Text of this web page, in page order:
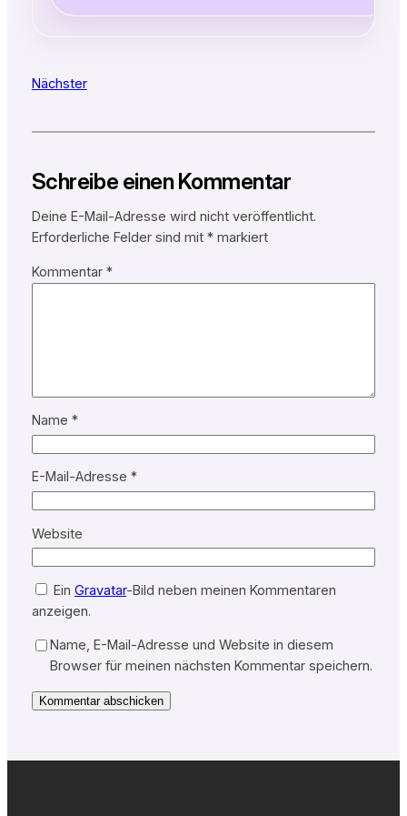
Nächster
Schreibe einen Kommentar
Deine E-Mail-Adresse wird nicht veröffentlicht.
Erforderliche Felder sind mit *markiert
Kommentar *
Name *
E-Mail-Adresse *
Website
Ein Gravatar-Bild neben meinen Kommentaren
anzeigen.
Name, E-Mail-Adresse und Website in diesem
Browser für meinen nächsten Kommentar speichern.